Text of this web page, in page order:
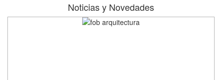
Noticias y Novedades